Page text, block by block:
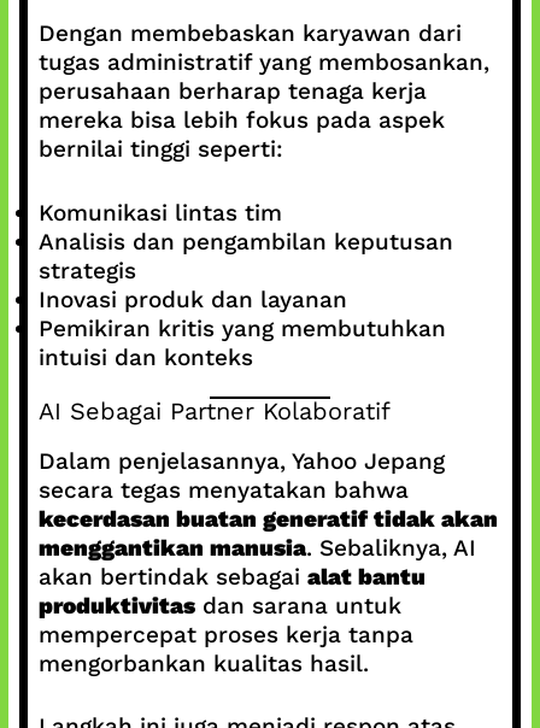
Dengan membebaskan karyawan dari
tugas administratif yang membosankan,
perusahaan berharap tenaga kerja
mereka bisa lebih fokus pada aspek
bernilai tinggi seperti:
Komunikasi lintas tim
Analisis dan pengambilan keputusan
strategis
Inovasi produk dan layanan
Pemikiran kritis yang membutuhkan
intuisi dan konteks
AI Sebagai Partner Kolaboratif
Dalam penjelasannya, Yahoo Jepang
secara tegas menyatakan bahwa
kecerdasan buatan generatif tidak akan
menggantikan manusia. Sebaliknya, AI
akan bertindak sebagai alat bantu
produktivitasdan sarana untuk
mempercepat proses kerja tanpa
mengorbankan kualitas hasil.